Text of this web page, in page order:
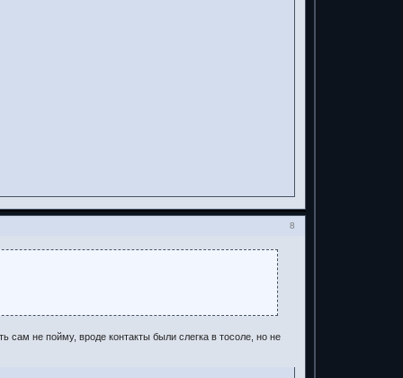
8
не пойму, вроде контакты были слегка в тосоле, но не